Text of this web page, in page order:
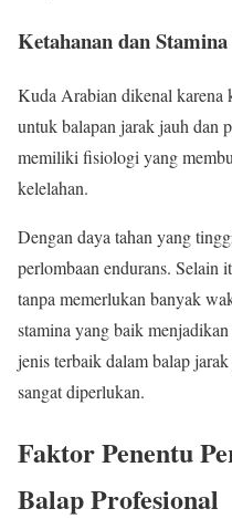
Ketahanan dan
Kuda Arabian dikenal karena
untuk balapan jarak jauh dan
memiliki fisiologi yang
kelelahan.
Dengan daya tahan yang
perlombaan endurans. Selain
tanpa memerlukan banyak
stamina yang baik
jenis terbaik dalam balap
sangat diperlukan.
Faktor Penentu
Balap Profesional